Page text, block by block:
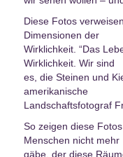
Diese Fotos
Dimensionen der
Wirklichkeit. “Das
Wirklichkeit. Wir sind
es, die Steinen und
amerikanische
Landschaftsfotograf
So zeigen diese
Menschen nicht mehr
gäbe, der diese